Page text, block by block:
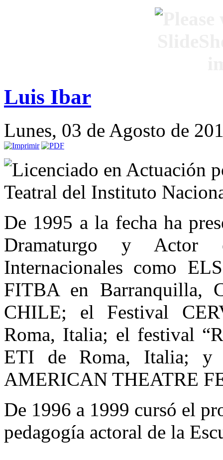
Luis Ibar
Lunes, 03 de Agosto de
Licenciado en Actuación
Teatral del Instituto
De 1995 a la fecha ha
Dramaturgo y Actor
Internacionales como
FITBA en Barranquilla,
CHILE; el Festival
Roma, Italia; el festival
ETI de Roma, Italia; y
AMERICAN THEATRE
De 1996 a 1999 cursó el
pedagogía actoral de la